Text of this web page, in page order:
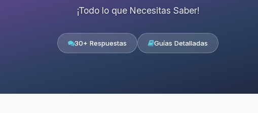
¡Todo lo que Necesitas Saber!
30+ Respuestas Guías Detalladas